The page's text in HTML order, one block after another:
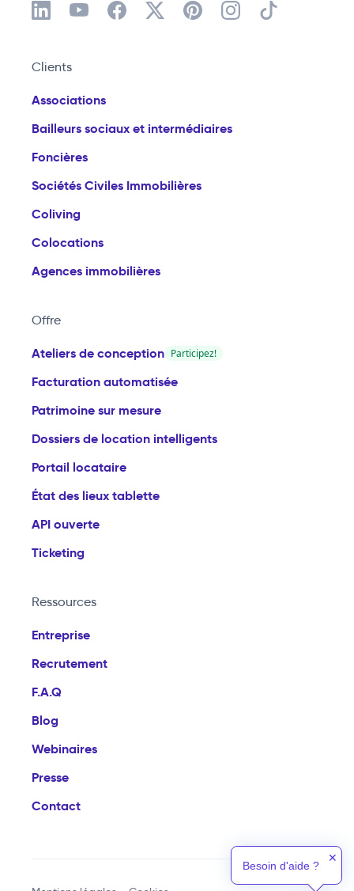
Clients
Associations
Bailleurs sociaux et intermédiaires
Foncières
Sociétés Civiles Immobilières
Coliving
Colocations
Agences immobilières
Offre
Ateliers de conception Participez!
Facturation automatisée
Patrimoine sur mesure
Dossiers de location intelligents
Portail locataire
État des lieux tablette
API ouverte
Ticketing
Ressources
Entreprise
Recrutement
F.A.Q
Blog
Webinaires
Presse
Contact
Besoin d'aide ?
✕